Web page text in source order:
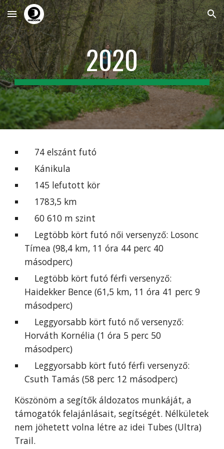
Skip to main content Skip to navigation
2020
74 elszánt futó
Kánikula
145 lefutott kör
1783,5 km
60 610 m szint
Legtöbb kört futó női versenyző: Losonc
Tímea (98,4 km, 11 óra 44 perc 40
másodperc)
Legtöbb kört futó férfi versenyző:
Haidekker Bence (61,5 km, 11 óra 41 perc 9
másodperc)
Leggyorsabb kört futó nő versenyző:
Horváth Kornélia (1 óra 5 perc 50
másodperc)
Leggyorsabb kört futó férfi versenyző:
Csuth Tamás (58 perc 12 másodperc)
Köszönöm a segítők áldozatos munkáját, a
támogatók felajánlásait, segítségét. Nélkületek
nem jöhetett volna létre az idei Tubes (Ultra)
Trail.